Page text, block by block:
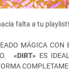
falta a tu playlist!
MÁGICA CON
«DIRT»ES